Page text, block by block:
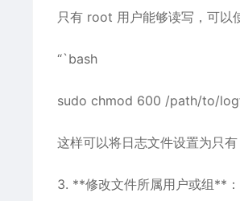
只有 root 用户能够读写，可以
“`bash
sudo chmod 600 /path/to/
这样可以将日志文件设置为只
3. **修改文件所属用户或组**